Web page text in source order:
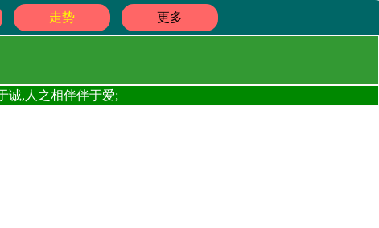
走势 更多
诚,人之相伴伴于爱;